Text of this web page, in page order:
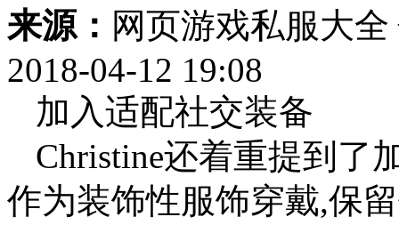
来源： 网页游戏私服大全
2018-04-12 19:08
加入适配社交装备
Christine还着重提到了
作为装饰性服饰穿戴,保